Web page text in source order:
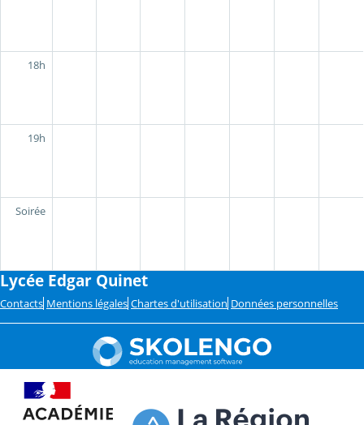
18h
19h
Soirée
Lycée Edgar Quinet
Contacts Mentions légales Chartes d'utilisation Données personnelles